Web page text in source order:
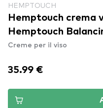
HEMPTOUCH
Hemptouch crema
Hemptouch
Creme per il viso
35.99 €